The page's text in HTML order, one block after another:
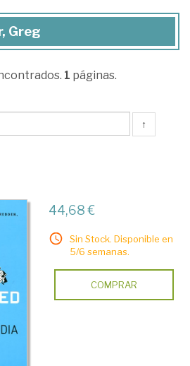
Greg
1 páginas.
↑
44,68 €
Sin Stock. Disponible en
5/6 semanas.
COMPRAR